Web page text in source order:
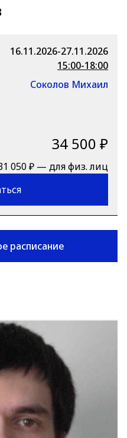
16.11.2026-27.11.2026
15:00-18:00
Соколов Михаил
34 500 ₽
050 ₽ — для физ. лиц
расписание